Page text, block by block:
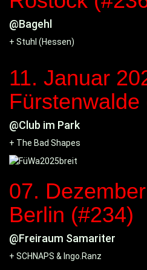
@Bagehl
+ Stuhl (Hessen)
11. Januar
Fürstenwalde
@Club im Park
+ The Bad Shapes
07.
Berlin (#234)
@Freiraum Samariter
+ SCHNAPS & Ingo.Ranz